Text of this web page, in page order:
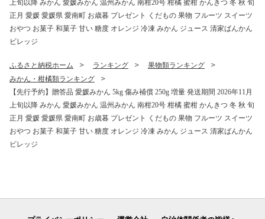
小分け 真空 パック 新鮮 鮮魚
天然 鰹 四国一 水揚げ タタキ
肉 厚 冷凍 大容量 人気 ハマ
媛県
町 愛媛県
上旬以降 みかん 愛媛みかん 温州みかん 南柑20号 柑橘 蜜柑 かんきつ 冬 秋 旬
正月 愛媛 愛媛県 愛南町 お歳暮 プレゼント くだもの 果物 フルーツ スイーツ
おやつ お菓子 和菓子 甘い 糖度 オレンジ 冷凍 みかん ジュース 清家ばんかん
ビレッジ
ふるさと納税ホーム ランキング
果物類ランキング
みかん・柑橘類ランキング
【先行予約】贈答品 愛媛みかん 5kg 傷み補償 250g 増量 発送期間 2026年11月
上旬以降 みかん 愛媛みかん 温州みかん 南柑20号 柑橘 蜜柑 かんきつ 冬 秋 旬
正月 愛媛 愛媛県 愛南町 お歳暮 プレゼント くだもの 果物 フルーツ スイーツ
おやつ お菓子 和菓子 甘い 糖度 オレンジ 冷凍 みかん ジュース 清家ばんかん
ビレッジ